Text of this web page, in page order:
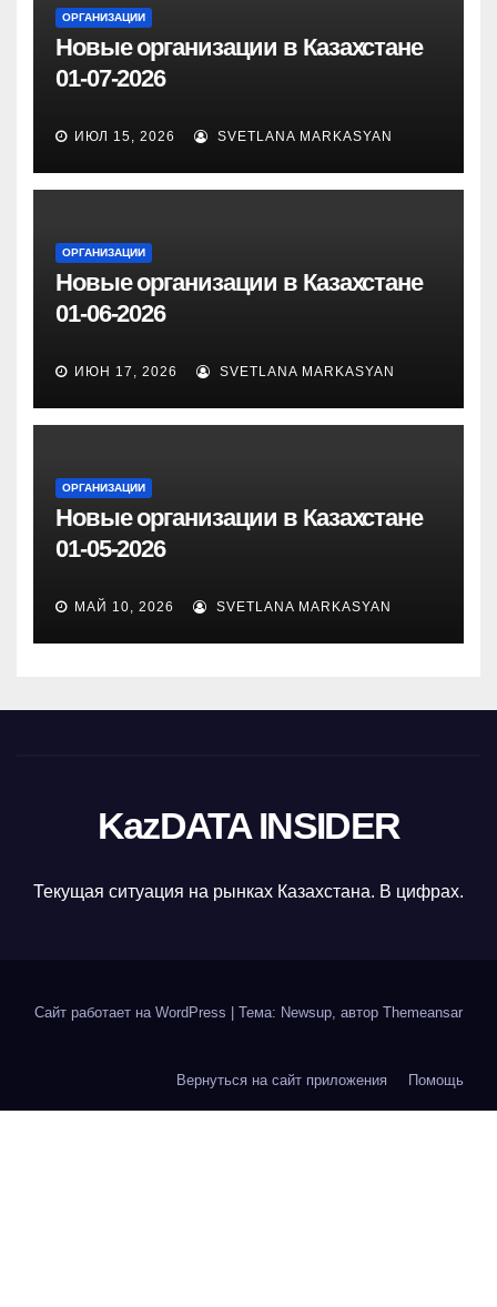
ОРГАНИЗАЦИИ
Новые организации в Казахстане
01-07-2026
ИЮЛ 15, 2026 SVETLANA MARKASYAN
ОРГАНИЗАЦИИ
Новые организации в Казахстане
01-06-2026
ИЮН 17, 2026 SVETLANA MARKASYAN
ОРГАНИЗАЦИИ
Новые организации в Казахстане
01-05-2026
МАЙ 10, 2026 SVETLANA MARKASYAN
KazDATA INSIDER
Текущая ситуация на рынках Казахстана. В цифрах.
Сайт работает на WordPress | Тема: Newsup, автор Themeansar
Вернуться на сайт приложения Помощь